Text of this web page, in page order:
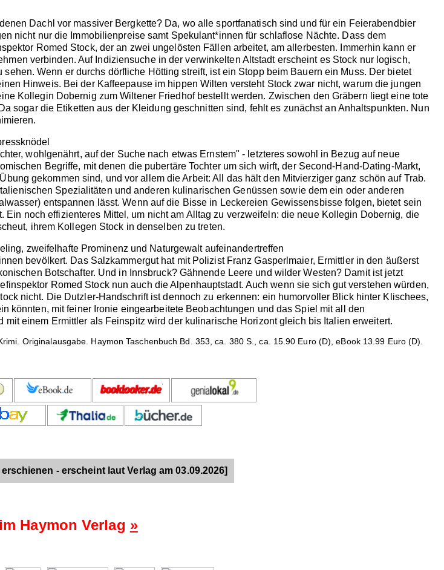
Dachl vor massiver Bergkette? Da, wo alle sportfanatisch sind und für ein Feierabendbier
nicht nur die Immobilienpreise samt Spekulant*innen für schlaflose Nächte. Dass dem
Romed Stock, der an zwei ungelösten Fällen arbeitet, am allerbesten. Immerhin kann er
verbinden. Auf Indiziensuche in der verwinkelten Altstadt erscheint es Stock nur logisch,
Wenn er durchs dörfliche Hötting streift, ist ein Stopp beim Bauern ein Muss. Der bietet
Hinweis. Bei der Kaffeepause im hippen Wilten versteht Stock zwar nicht, warum die jungen
Kollegin Dobernig zum Wiltener Friedhof bestellt werden. Zwischen den Gräbern liegt eine tote
sogar die Etiketten aus der Kleidung geschnitten sind, fehlt es zunächst an Anhaltspunkten. Nun
wohlgenährt, auf der Suche nach etwas Ernstem" - letzteres sowohl in Bezug auf neue
Begriffe, mit denen die pubertäre Tochter um sich wirft, der Second-Hand-Dating-Markt,
gekommen sind, und vor allem die Arbeit: All das hält den Mitvierziger ganz schön auf Trab.
Spezialitäten und anderen kulinarischen Genüssen sowie dem ein oder anderen
entspannen lässt. Wenn auf die Bisse in Leckereien Gewissensbisse folgen, bietet sein
Ein noch effizienteres Mittel, um nicht am Alltag zu verzweifeln: die neue Kollegin Dobernig, die
ihrem Kollegen Stock in denselben zu treten.
zweifelhafte Prominenz und Naturgewalt aufeinandertreffen
bevölkert. Das Salzkammergut hat mit Polizist Franz Gasperlmaier, Ermittler in den äußerst
Botschafter. Und in Innsbruck? Gähnende Leere und wilder Westen? Damit ist jetzt
Romed Stock nun auch die Alpenhauptstadt. Auch wenn sie sich gut verstehen würden,
nicht. Die Dutzler-Handschrift ist dennoch zu erkennen: ein humorvoller Blick hinter Klischees,
könnten, mit feiner Ironie eingearbeitete Beobachtungen und das Spiel mit all den
einem Ermittler als Feinspitz wird der kulinarische Horizont gleich bis Italien erweitert.
Originalausgabe. Haymon Taschenbuch Bd. 353, ca. 380 S., ca. 15.90 Euro (D), eBook 13.99 Euro (D).
- erscheint laut Verlag am 03.09.2026]
Haymon Verlag »